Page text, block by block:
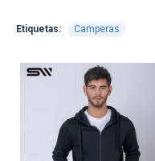
Etiquetas: Camperas
TEXTTRANSPARENTE